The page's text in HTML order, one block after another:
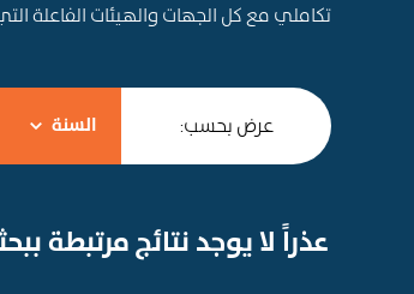
تكاملي مع كل الجهات والهيئات الفاعلة
عرض بحسب: السنة
عذراً لا يوجد نتائج مرتبطة